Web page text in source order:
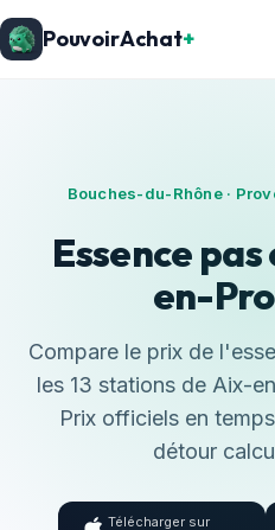
PouvoirAchat+
Bouches-du-Rhône ·
Essence
en-
Compare le prix de
les 13 stations de Aix-
Prix officiels en
détour
Télécharger sur